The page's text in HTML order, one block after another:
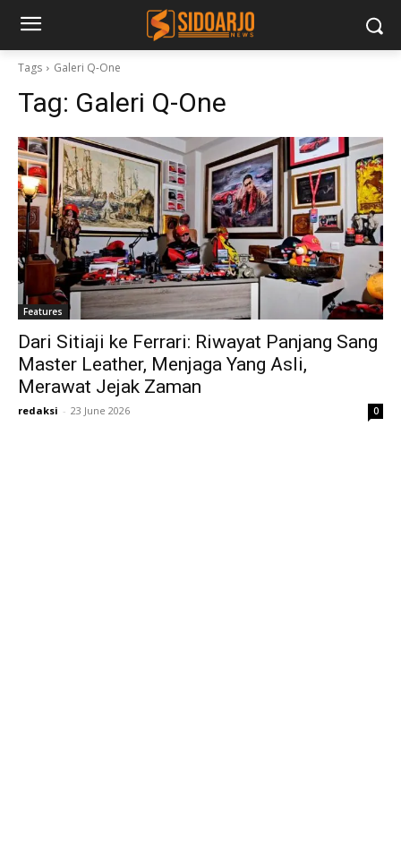
Tags Galeri Q-One
Tag: Galeri Q-One
Features
Dari Sitiaji ke Ferrari: Riwayat Panjang Sang
Master Leather, Menjaga Yang Asli,
Merawat Jejak Zaman
redaksi - 23 June 2026 0